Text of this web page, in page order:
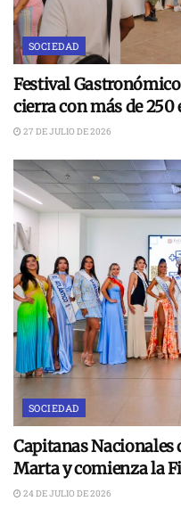
SOCIEDAD
Festival
cierra con más de
27 DE JULIO DE 2026
SOCIEDAD
Capitanas Nacionales
Marta y comienza la
24 DE JULIO DE 2026